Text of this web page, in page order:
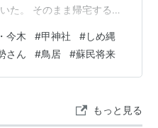
た。 そのまま帰宅するに
ある大淀町の大岩。 見て
・今木。 鎮座する神社は
ていない。 たっぷり余裕
鳥居のしめ縄。 本日は正
今木 #甲神社 #しめ縄
さん #鳥居 #蘇民将来
もっと見る